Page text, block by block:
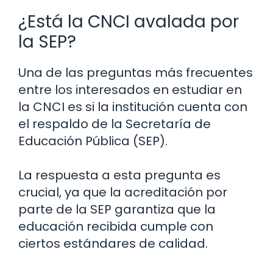
¿Está la CNCI avalada por
la SEP?
Una de las preguntas más frecuentes
entre los interesados en estudiar en
la CNCI es si la institución cuenta con
el respaldo de la Secretaría de
Educación Pública (SEP).
La respuesta a esta pregunta es
crucial, ya que la acreditación por
parte de la SEP garantiza que la
educación recibida cumple con
ciertos estándares de calidad.